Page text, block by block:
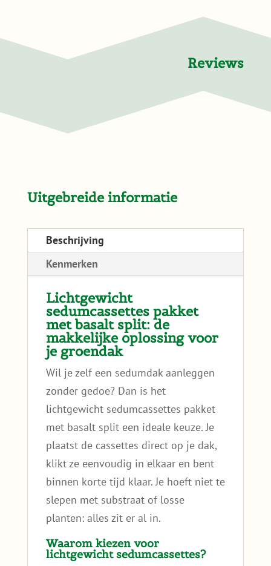
Reviews
Uitgebreide informatie
Beschrijving
Kenmerken
Lichtgewicht
sedumcassettes pakket
met basalt split: de
makkelijke oplossing voor
je groendak
Wil je zelf een sedumdak aanleggen
zonder gedoe? Dan is het
lichtgewicht sedumcassettes pakket
met basalt split een ideale keuze. Je
plaatst de cassettes direct op je dak,
klikt ze eenvoudig in elkaar en bent
binnen korte tijd klaar. Je hoeft niet te
slepen met substraat of losse
planten: alles zit er al in.
Waarom kiezen voor
lichtgewicht sedumcassettes?